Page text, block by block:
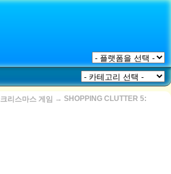
크리스마스 게임 → SHOPPING CLUTTER 5: